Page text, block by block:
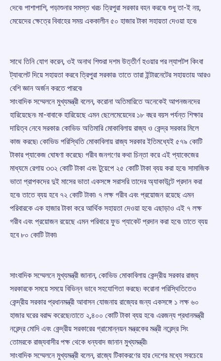
দেবে৷ পাশাপাশি, পড়াশুনার সমস্ত খরচ ত্রিপুরা সরকার বহন করবে৷ শুধু তা-ই নয়,
মেয়েদের ক্ষেত্রে বিবাহের সময় এককালীন ৫০ হাজার টাকা সহায়তা দেওয়া হবে৷
সাথে তিনি যোগ করেন, ওই অনাথ শিশুরা দশম উত্তীর্ণ হওয়ার পর ল্যাপটপ কিংবা
ট্যাবলেট দিয়ে সহায়তা করবে ত্রিপুরা সরকার৷ তাতে তারা ইন্টারনেটের সহায়তায় আরও
বেশি জ্ঞান অর্জন করতে পারবে৷
সাংবাদিক সম্মেলনে মুখ্যমন্ত্রী বলেন, করোনা অতিমারিতে অনেকেই আপনজনদের
হারিয়েছেন৷ মা-বাবাকে হারিয়েছে এমন ছেলেমেয়েদের ১৮ বছর বয়স পর্যন্ত শিক্ষার
দায়িত্ব নেবে সরকার৷ কোভিড অতিমারি মোকাবিলায় রাজ্য ও কেন্দ্র সরকার মিলে
কাজ করছে৷ কোভিড পরিস্থিতি মোকাবিলায় রাজ্য সরকার ইতিমধ্যেই ৫৭৯ কোটি
টাকার প্যাকেজ ঘোষণা করেছে৷ গরীব জনগণের কথা চিন্তা করে এই প্যাকেজের
মাধ্যমে রেগায় ৩৩২ কোটি টাকা এবং টুয়েপে ২৫ কোটি টাকা ব্যয় করা হবে৷ সামাজিক
ভাতা প্রাপকদের দুই মাসের ভাতা একসঙ্গে সরাসরি তাদের অ্যাকাউন্টে প্রদান করা
হবে৷ তাতে ব্যয় হবে ৭২ কোটি টাকা৷ ৭ লক্ষ গরীব এবং প্রয়োজন রয়েছে এমন
পরিবারকে এক হাজার টাকা করে আর্থিক সহায়তা দেওয়া হবে৷ এছাড়াও এই ৭ লক্ষ
গরীব এবং প্রয়োজন রয়েছে এমন পরিবারে ফুড প্যাকেট প্রদান করা হবে৷ তাতে ব্যয়
হবে ৮০ কোটি টাকা৷
সাংবাদিক সম্মেলনে মুখ্যমন্ত্রী জানান, কোভিড মোকাবিলায় কেন্দ্রীয় সরকার রাজ্য
সরকারকে সময়ে সময়ে বিভিন্ন ভাবে সহযোগিতা করছে৷ করোনা পরিস্থিতিতেও
কেন্দ্রীয় সরকার প্রধানমন্ত্রী আবাসন যোজনায় রাজ্যের জন্য একসঙ্গে ১ লক্ষ ৬০
হাজার ঘরের বরাদ্দ করেছে৷তাতে ২,৪০০ কোটি টাকা ব্যয় হবে৷ এরজন্য প্রধানমন্ত্রী
নরেন্দ্র মোদি এবং কেন্দ্রীয় সরকারের গ্রামোন্নয়ন মন্ত্রকের মন্ত্রী নরেন্দ্র সিং
তোমরকে রাজ্যবাসীর পক্ষ থেকে ধন্যবাদ জানান মুখ্যমন্ত্রী৷
সাংবাদিক সম্মেলনে মুখ্যমন্ত্রী বলেন, রাজ্যে টিকাকরণের হার দেশের মধ্যে সবচেয়ে